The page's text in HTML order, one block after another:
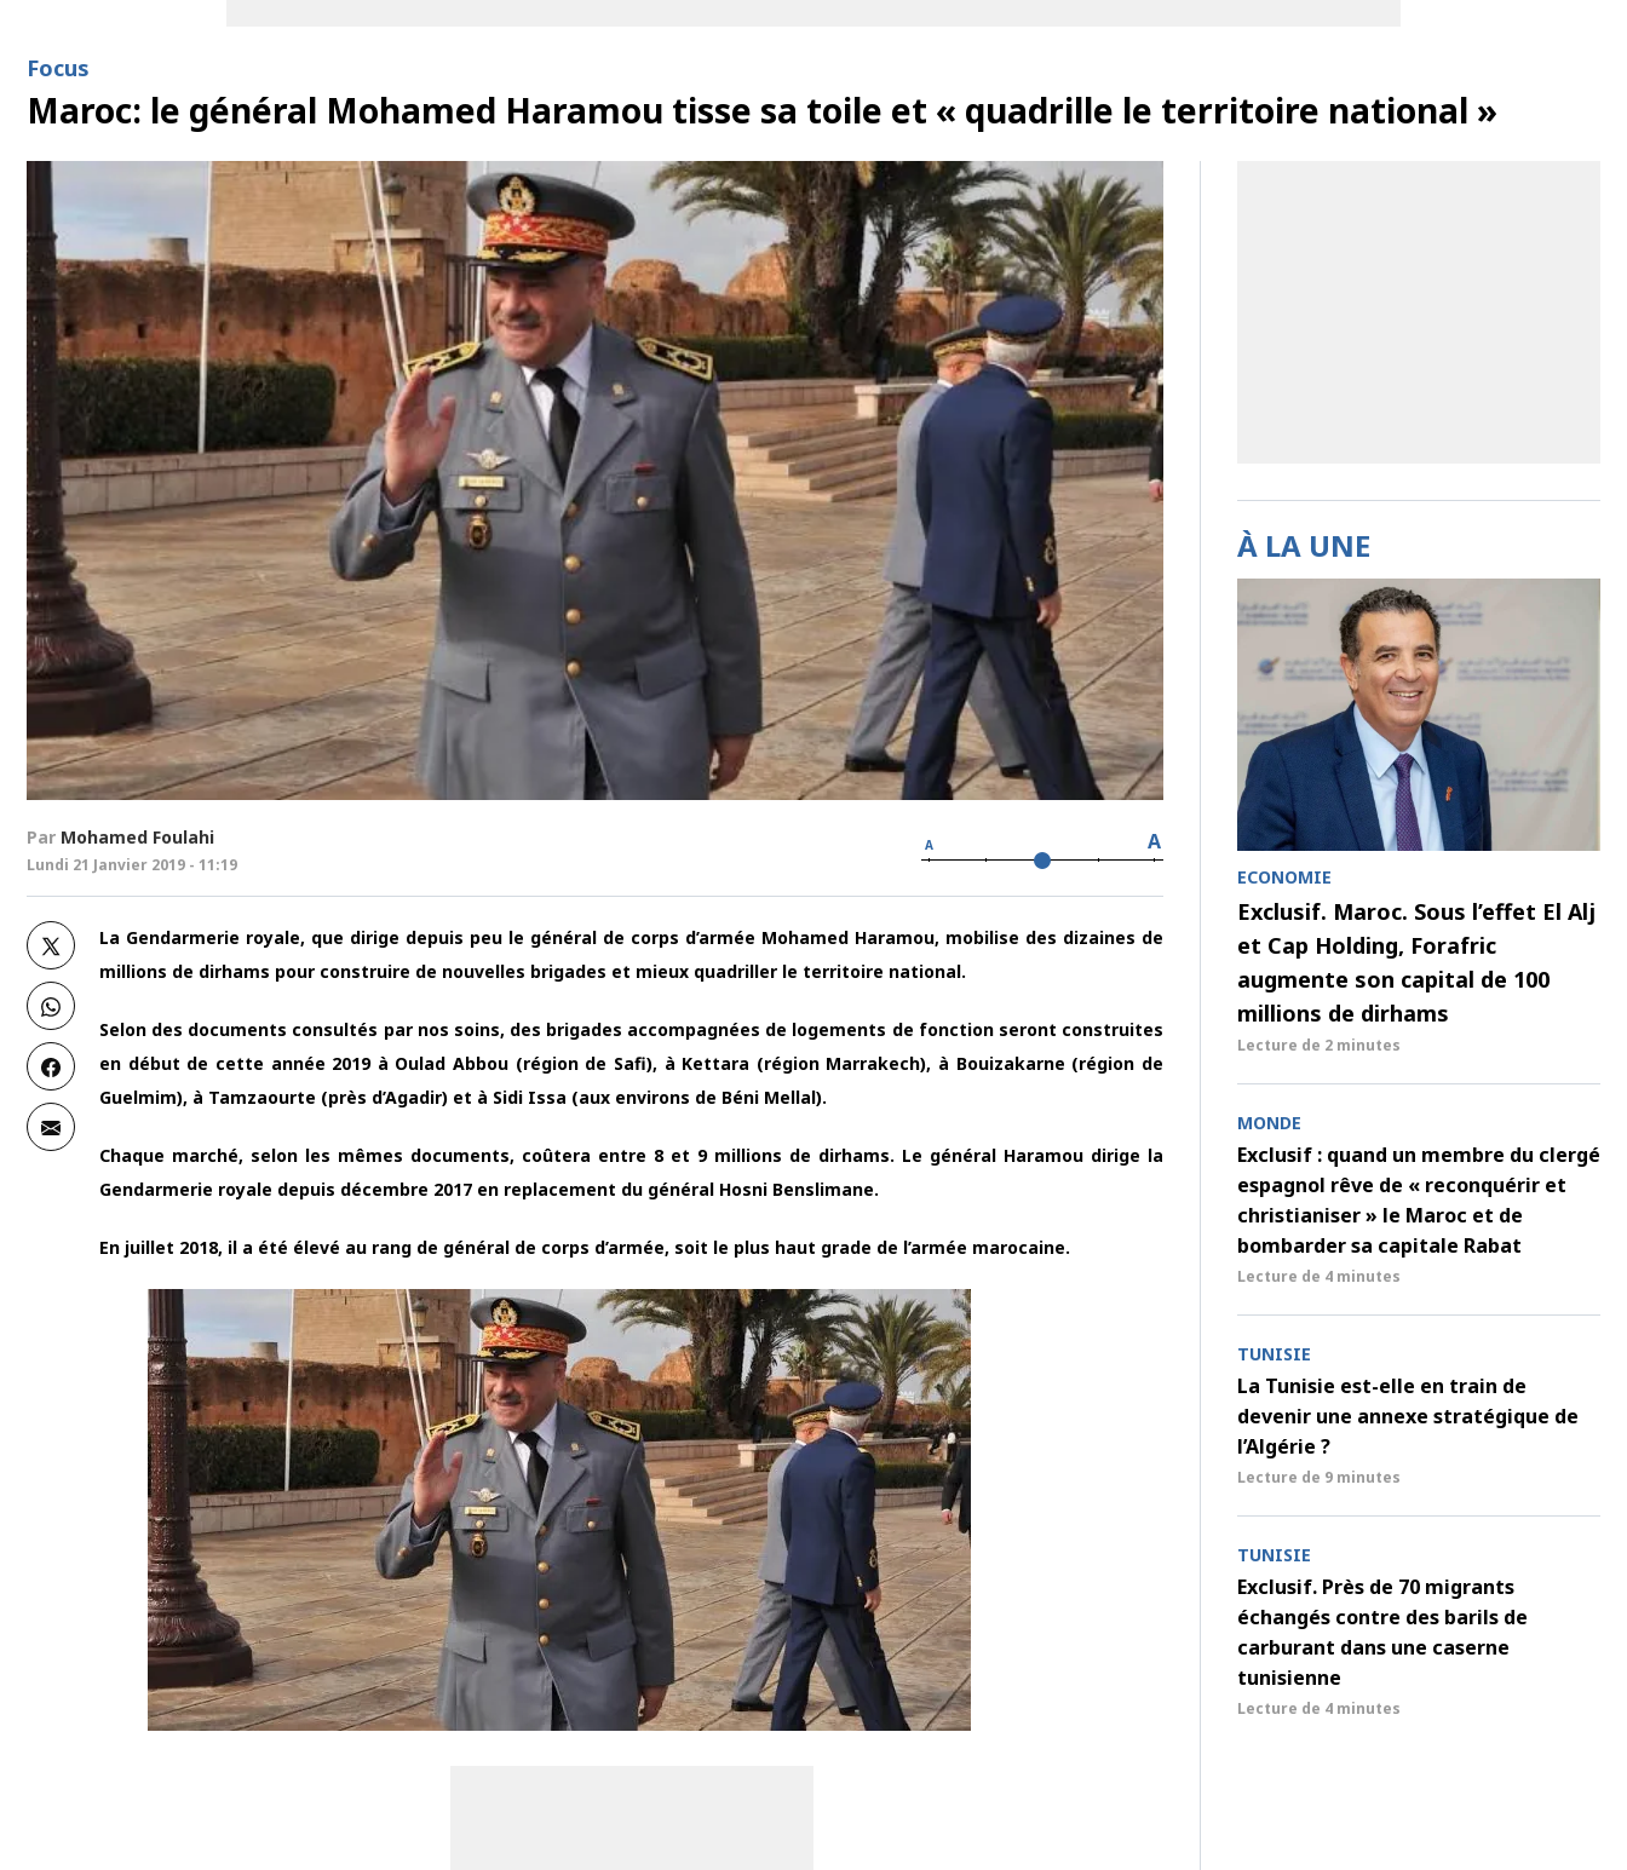
Focus
Maroc: le général Mohamed Haramou tisse sa toile et « quadrille le territoire national »
Par Mohamed Foulahi
Lundi 21 Janvier 2019 - 11:19
A A
La Gendarmerie royale, que dirige depuis peu le général de corps d’armée Mohamed Haramou, mobilise des dizaines de
millions de dirhams pour construire de nouvelles brigades et mieux quadriller le territoire national.
Selon des documents consultés par nos soins, des brigades accompagnées de logements de fonction seront construites
en début de cette année 2019 à Oulad Abbou (région de Safi), à Kettara (région Marrakech), à Bouizakarne (région de
Guelmim), à Tamzaourte (près d’Agadir) et à Sidi Issa (aux environs de Béni Mellal).
Chaque marché, selon les mêmes documents, coûtera entre 8 et 9 millions de dirhams. Le général Haramou dirige la
Gendarmerie royale depuis décembre 2017 en replacement du général Hosni Benslimane.
En juillet 2018, il a été élevé au rang de général de corps d’armée, soit le plus haut grade de l’armée marocaine.
À LA UNE
ECONOMIE
Exclusif. Maroc. Sous l’effet El Alj
et Cap Holding, Forafric
augmente son capital de 100
millions de dirhams
Lecture de 2 minutes
MONDE
Exclusif : quand un membre du clergé
espagnol rêve de « reconquérir et
christianiser » le Maroc et de
bombarder sa capitale Rabat
Lecture de 4 minutes
TUNISIE
La Tunisie est-elle en train de
devenir une annexe stratégique de
l’Algérie ?
Lecture de 9 minutes
TUNISIE
Exclusif. Près de 70 migrants
échangés contre des barils de
carburant dans une caserne
tunisienne
Lecture de 4 minutes